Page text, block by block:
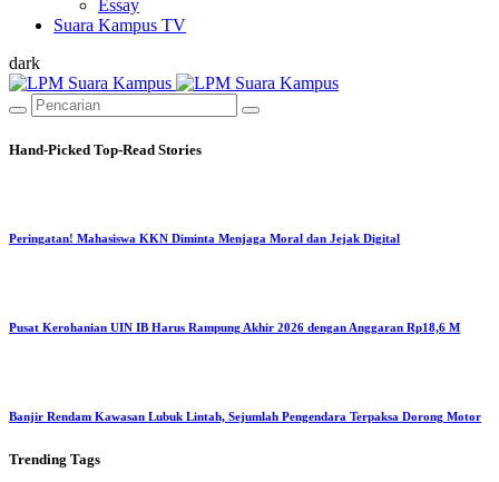
Essay
Suara Kampus TV
dark
Hand-Picked Top-Read Stories
Peringatan! Mahasiswa KKN Diminta Menjaga Moral dan Jejak Digital
Pusat Kerohanian UIN IB Harus Rampung Akhir 2026 dengan Anggaran Rp18,6 M
Banjir Rendam Kawasan Lubuk Lintah, Sejumlah Pengendara Terpaksa Dorong Motor
Trending Tags